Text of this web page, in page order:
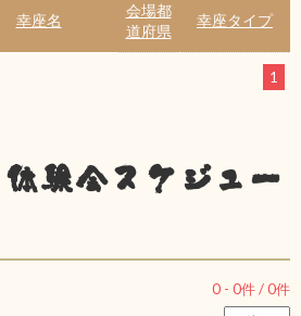
幸座名
会場都
道府県
幸座タイプ
1
験会スケジュー
0 - 0件 /0件